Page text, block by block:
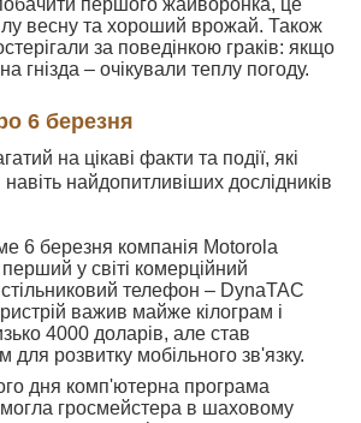
першого жайворонка, це
весну та хороший врожай. Також
за поведінкою граків: якщо
гнізда – очікували теплу погоду.
6 березня
на цікаві факти та події, які
найдопитливіших дослідників
6 березня компанія Motorola
у світі комерційний
телефон – DynaTAC
важив майже кілограм і
4000 доларів, але став
для розвитку мобільного зв'язку.
дня комп'ютерна програма
гросмейстера в шаховому